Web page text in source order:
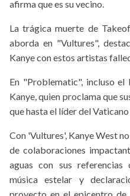
afirma que es su vecino.
La trágica muerte de
aborda en "Vultures",
Kanye con estos artistas
En "Problematic", incluso
Kanye, quien proclama que
que hasta el líder del
Con 'Vultures', Kanye West
de colaboraciones
aguas con sus
música estelar y